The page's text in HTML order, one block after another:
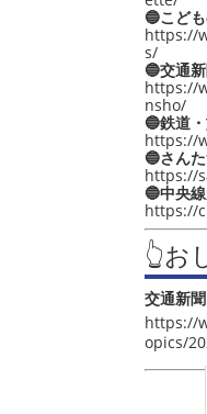
🔵こど
https://
s/
🔵交通
https://
nsho/
🔵鉄道
https://
🔵さん
https://
🔵中央
https://
👆
交通新
https://
opics/